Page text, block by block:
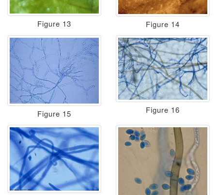
Figure 13 Figure 14
Figure 15 Figure 16